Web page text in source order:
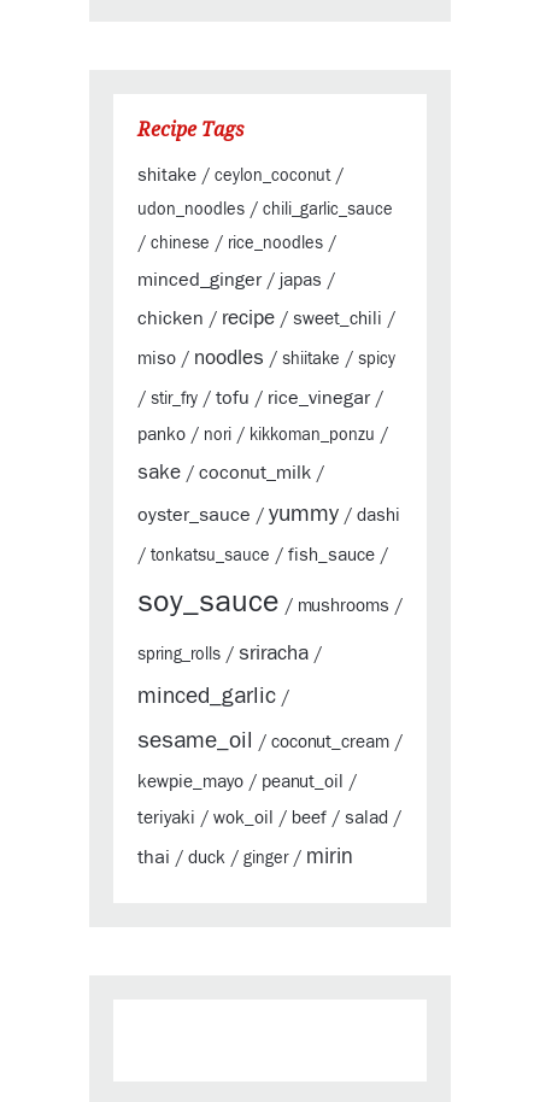
Recipe Tags
shitake / ceylon_coconut/
udon_noodles / chili_garlic_sauce
/ chinese / rice_noodles /
minced_ginger/ japas /
chicken / recipe / sweet_chili /
miso / noodles / shiitake / spicy
/ stir_fry / tofu / rice_vinegar/
panko / nori / kikkoman_ponzu /
sake / coconut_milk /
oyster_sauce / yummy / dashi
/ tonkatsu_sauce / fish_sauce /
soy_sauce / mushrooms /
spring_rolls / sriracha /
minced_garlic /
sesame_oil / coconut_cream /
kewpie_mayo / peanut_oil /
teriyaki / wok_oil / beef / salad /
thai / duck / ginger/ mirin